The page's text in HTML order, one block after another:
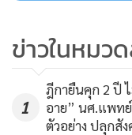
ข่าวในหมว
1
ฎีกายืนคุก 2 ปี
อาย” นศ.แพท
ตัวอย่าง ปลุกสั